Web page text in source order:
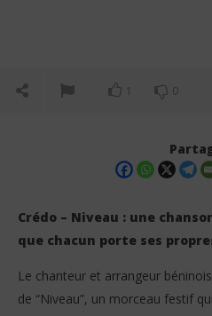
1 0
Crédo – Niveau : une
que chacun porte ses
Le chanteur et arrangeur
de “Niveau”, un morceau festif